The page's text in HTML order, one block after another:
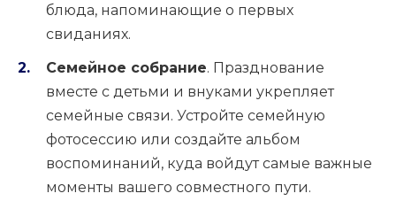
блюда, напоминающие о первых
свиданиях.
Семейное собрание. Празднование
вместе с детьми и внуками укрепляет
семейные связи. Устройте семейную
фотосессию или создайте альбом
воспоминаний, куда войдут самые важные
моменты вашего совместного пути.